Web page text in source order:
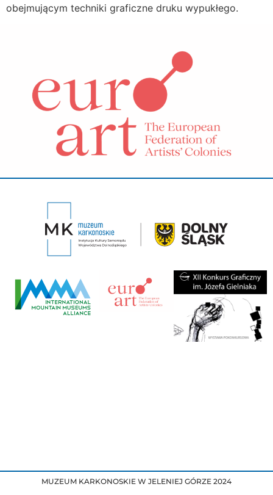
obejmującym techniki graficzne druku wypukłego.
MUZEUM KARKONOSKIE W JELENIEJ GÓRZE 2024